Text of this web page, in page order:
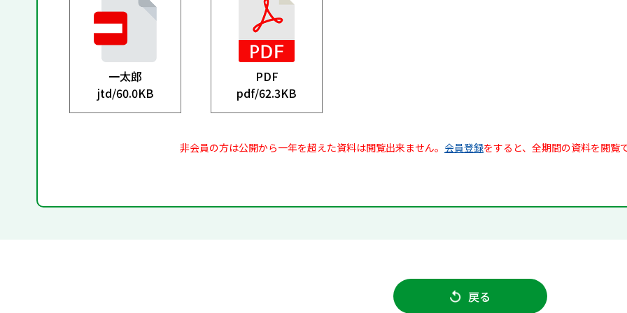
一太郎
jtd/60.0KB
PDF
pdf/62.3KB
非会員の方は公開から一年を超えた資料は閲覧出来ません。 会員登録をすると、全期間の資料を閲覧
戻る